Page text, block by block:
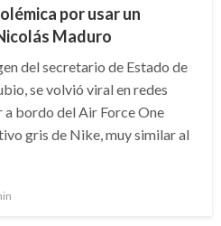
por usar un
Maduro
del secretario de Estado de
se volvió viral en redes
a bordo del Air Force One
gris de Nike, muy similar al